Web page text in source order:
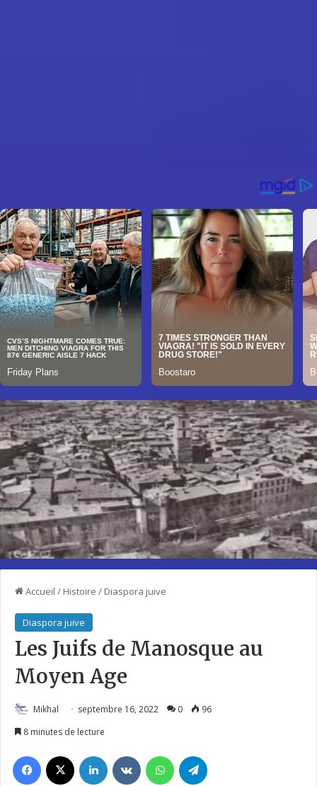
Accueil / Histoire / Diaspora juive
Diaspora juive
Les Juifs de Manosque au
Moyen Age
Mikhal septembre 16, 2022 0
96
8 minutes de lecture
Facebook Linkedin VKontakteWhatsApp